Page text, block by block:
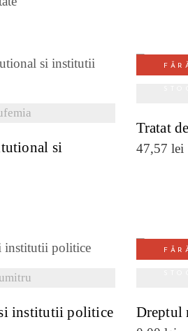
cele
mai
recente si
Tratat
47,57 lei
institutii politice Dreptul